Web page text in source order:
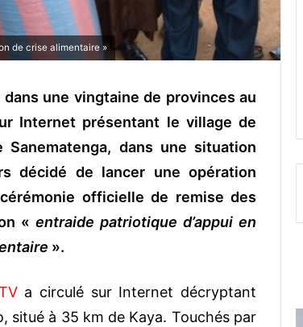
de crise alimentaire »
une vingtaine de provinces au
Internet présentant le village de
dans une situation
décidé de lancer une opération
officielle de remise des
« entraide patriotique d’appui en
».
a circulé sur Internet décryptant
situé à 35 km de Kaya. Touchés par